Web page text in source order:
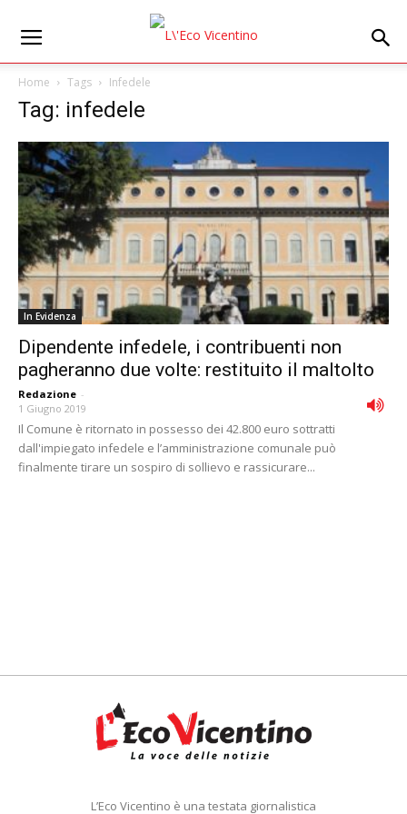
Home Tags Infedele
Tag: infedele
In Evidenza
Dipendente infedele, i contribuenti non
pagheranno due volte: restituito il maltolto
Redazione -
1 Giugno 2019
Il Comune è ritornato in possesso dei 42.800 euro sottratti
dall'impiegato infedele e l’amministrazione comunale può
finalmente tirare un sospiro di sollievo e rassicurare...
L’Eco Vicentino è una testata giornalistica